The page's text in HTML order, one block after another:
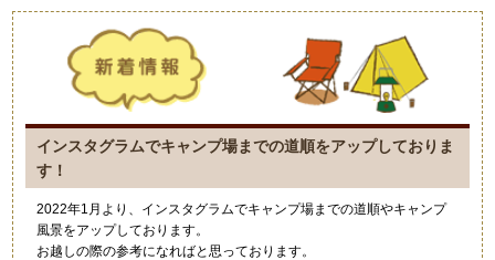
インスタグラムでキャンプ場までの道順をアップしておりま
す！
2022年1月より、インスタグラムでキャンプ場までの道順やキャンプ
風景をアップしております。
お越しの際の参考になればと思っております。